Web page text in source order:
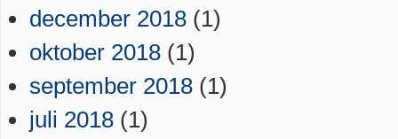
december 2018 (1)
oktober 2018 (1)
september 2018 (1)
juli 2018 (1)